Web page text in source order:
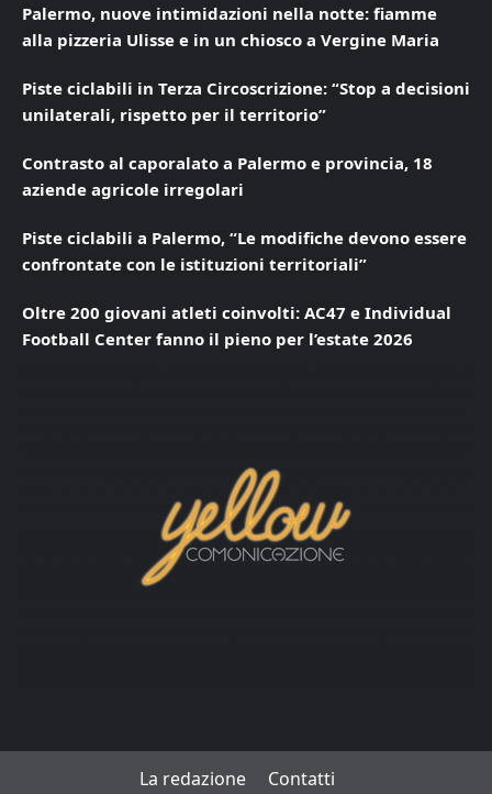
Palermo, nuove intimidazioni nella notte: fiamme
alla pizzeria Ulisse e in un chiosco a Vergine Maria
Piste ciclabili in Terza Circoscrizione: “Stop a decisioni
unilaterali, rispetto per il territorio”
Contrasto al caporalato a Palermo e provincia, 18
aziende agricole irregolari
Piste ciclabili a Palermo, “Le modifiche devono essere
confrontate con le istituzioni territoriali”
Oltre 200 giovani atleti coinvolti: AC47 e Individual
Football Center fanno il pieno per l’estate 2026
La redazione Contatti